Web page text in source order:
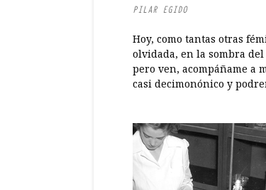
PILAR EGIDO
Hoy, como tantas otras
olvidada, en la sombra
pero ven, acompáñame a
casi decimonónico y